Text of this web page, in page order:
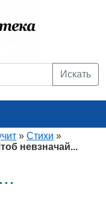
Искать
» Стихи »
невзначай...